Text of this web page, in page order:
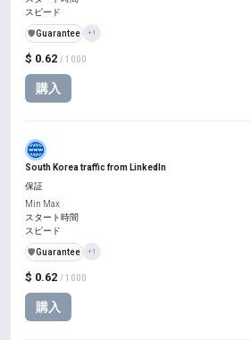
$ 0.62 / 1000
購入
スピード
️🛡️Guarantee +1
South Korea traffic from LinkedIn
$ 0.62 / 1000
購入
保証
Min Max
スタート時間
スピード
️🛡️Guarantee +1